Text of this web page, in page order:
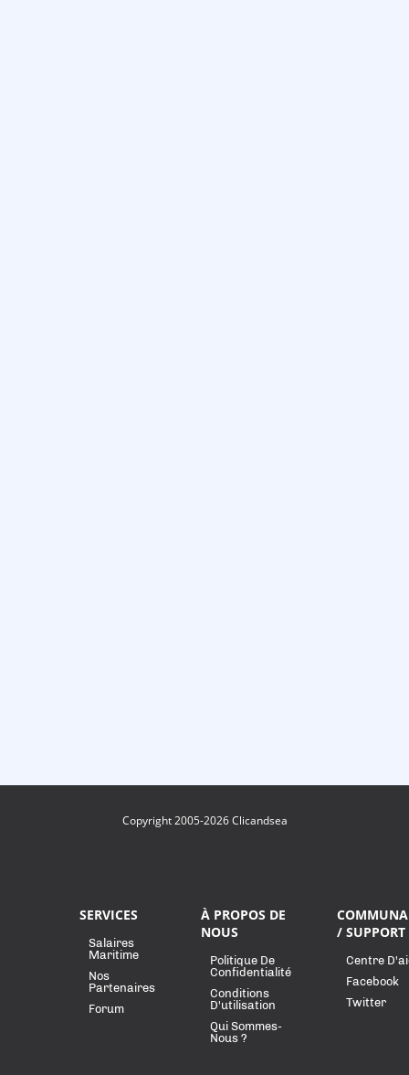
Copyright 2005-2026 Clicandsea
SERVICES
Salaires
Maritime
Nos
Partenaires
Forum
À PROPOS DE
NOUS
Politique De
Confidentialité
Conditions
D'utilisation
Qui Sommes-
Nous ?
/ SUPPORT
Centre
Facebook
Twitter